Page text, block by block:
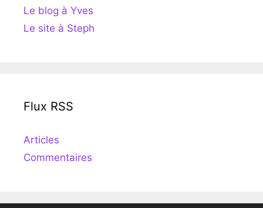
Le blog à Yves
Le site à Steph
Flux RSS
Articles
Commentaires